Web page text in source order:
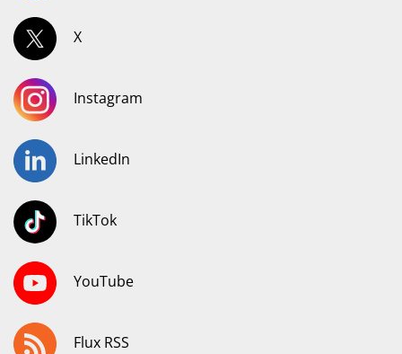
X
Instagram
LinkedIn
TikTok
YouTube
Flux RSS